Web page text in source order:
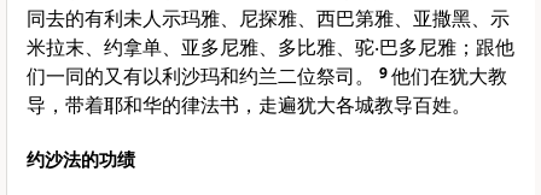
同去的有利未人示玛雅、 尼探雅、 西巴第雅、 亚撒黑、 示
米拉末、 约拿单、 亚多尼雅、 多比雅、 驼‧巴多尼雅 ；跟他
们一同的又有以利沙玛和约兰二位祭司。 9他们在犹大教
导，带着耶和华的律法书，走遍犹大各城教导百姓。
约沙法的功绩